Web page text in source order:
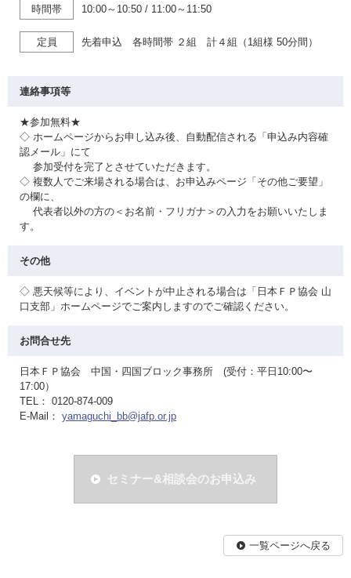
時間帯 10:00～10:50 / 11:00～11:50
定員 先着申込 各時間帯 ２組 計４組（1組様 50分間）
連絡事項等
★参加無料★
◇ ホームページからお申し込み後、自動配信される「申込み内容確
認メール」にて
参加受付を完了とさせていただきます。
◇ 複数人でご来場される場合は、お申込みページ「その他ご要望」
の欄に、
代表者以外の方の＜お名前・フリガナ＞の入力をお願いいたしま
す。
その他
◇ 悪天候等により、イベントが中止される場合は「日本ＦＰ協会 山
口支部」ホームページでご案内しますのでご確認ください。
お問合せ先
日本ＦＰ協会 中国・四国ブロック事務所 (受付：平日10:00〜
17:00）
TEL： 0120-874-009
E-Mail： yamaguchi_bb@jafp.or.jp
セミナー&相談会のお申込み
一覧ページへ戻る